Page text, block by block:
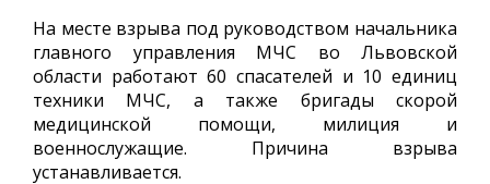
На месте взрыва под руководством начальника
главного управления МЧС во Львовской
области работают 60 спасателей и 10 единиц
техники МЧС, а также бригады скорой
медицинской помощи, милиция и
военнослужащие. Причина взрыва
устанавливается.